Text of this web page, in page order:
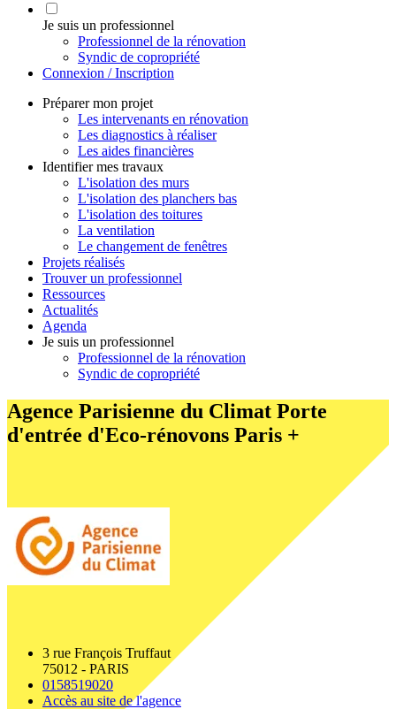
Je suis un professionnel
Professionnel de la rénovation
Syndic de copropriété
Connexion / Inscription
Préparer mon projet
Les intervenants en rénovation
Les diagnostics à réaliser
Les aides financières
Identifier mes travaux
L'isolation des murs
L'isolation des planchers bas
L'isolation des toitures
La ventilation
Le changement de fenêtres
Projets réalisés
Trouver un professionnel
Ressources
Actualités
Agenda
Je suis un professionnel
Professionnel de la rénovation
Syndic de copropriété
Agence Parisienne du Climat Porte
d'entrée d'Eco-rénovons Paris +
3 rue François Truffaut
75012 - PARIS
0158519020
Accès au site de l'agence